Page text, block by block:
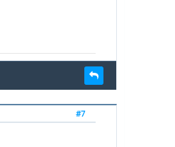
#7